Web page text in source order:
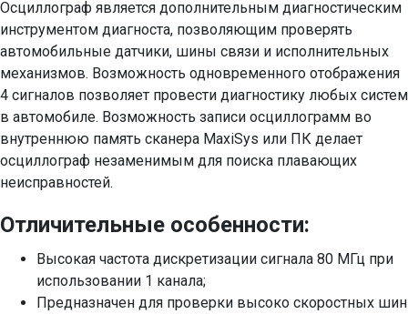
Осциллограф является дополнительным диагностическим
инструментом диагноста, позволяющим проверять
автомобильные датчики, шины связи и исполнительных
механизмов. Возможность одновременного отображения
4 сигналов позволяет провести диагностику любых систем
в автомобиле. Возможность записи осциллограмм во
внутреннюю память сканера MaxiSys или ПК делает
осциллограф незаменимым для поиска плавающих
неисправностей.
Отличительные особенности:
Высокая частота дискретизации сигнала 80 МГц при
использовании 1 канала;
Предназначен для проверки высоко скоростных шин